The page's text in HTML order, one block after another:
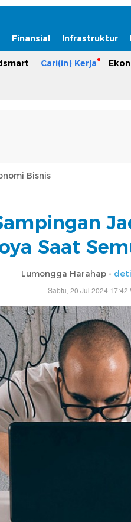
Finansial Infrastruktur
Cari(in) Kerja
Bisnis
Saat
Lumongga Harahap -
Sabtu, 20 Jul 2024 17:42